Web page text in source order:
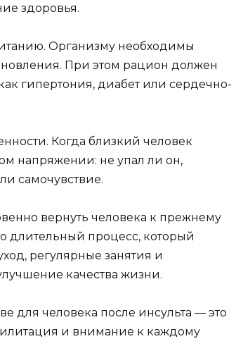
здоровья.
Организму необходимы
При этом рацион должен
гипертония, диабет или сердечно-
Когда близкий человек
напряжении: не упал ли он,
самочувствие.
вернуть человека к прежнему
длительный процесс, который
регулярные занятия и
качества жизни.
для человека после инсульта — это
и внимание к каждому